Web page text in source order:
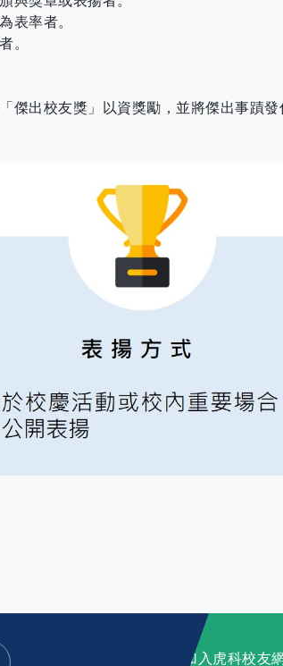
表率者。
。
傑出校友獎」以資獎勵，並將傑出事蹟發
加入虎科校友